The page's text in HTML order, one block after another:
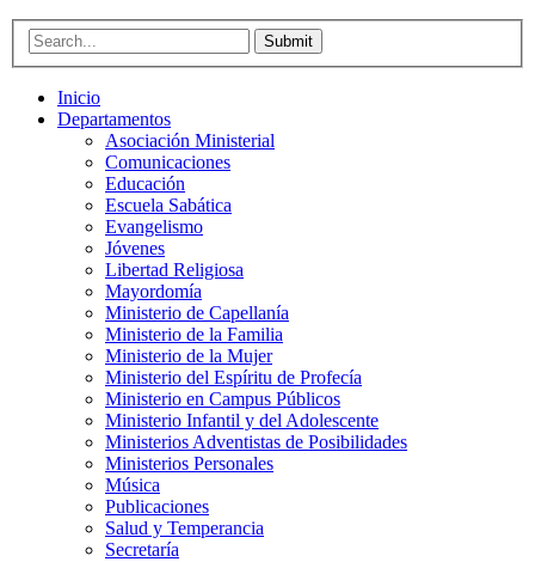
Submit
Inicio
Departamentos
Asociación Ministerial
Comunicaciones
Educación
Escuela Sabática
Evangelismo
Jóvenes
Libertad Religiosa
Mayordomía
Ministerio de Capellanía
Ministerio de la Familia
Ministerio de la Mujer
Ministerio del Espíritu de Profecía
Ministerio en Campus Públicos
Ministerio Infantil y del Adolescente
Ministerios Adventistas de Posibilidades
Ministerios Personales
Música
Publicaciones
Salud y Temperancia
Secretaría